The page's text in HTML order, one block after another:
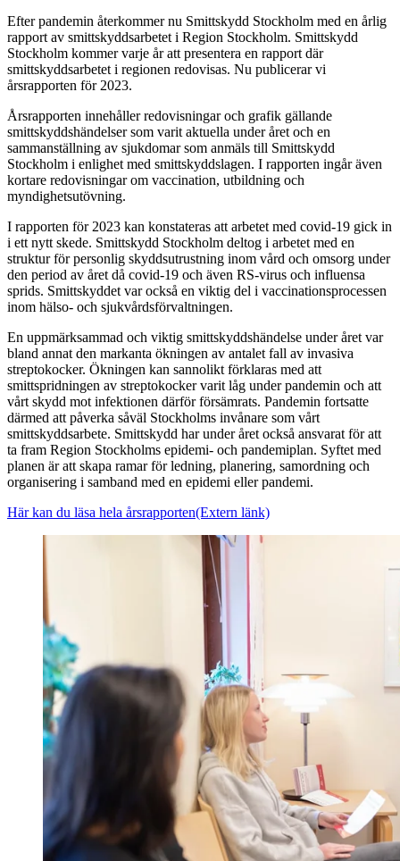
Efter pandemin återkommer nu Smittskydd Stockholm med en årlig
rapport av smittskyddsarbetet i Region Stockholm. Smittskydd
Stockholm kommer varje år att presentera en rapport där
smittskyddsarbetet i regionen redovisas. Nu publicerar vi
årsrapporten för 2023.
Årsrapporten innehåller redovisningar och grafik gällande
smittskyddshändelser som varit aktuella under året och en
sammanställning av sjukdomar som anmäls till Smittskydd
Stockholm i enlighet med smittskyddslagen. I rapporten ingår även
kortare redovisningar om vaccination, utbildning och
myndighetsutövning.
I rapporten för 2023 kan konstateras att arbetet med covid-19 gick in
i ett nytt skede. Smittskydd Stockholm deltog i arbetet med en
struktur för personlig skyddsutrustning inom vård och omsorg under
den period av året då covid-19 och även RS-virus och influensa
sprids. Smittskyddet var också en viktig del i vaccinationsprocessen
inom hälso- och sjukvårdsförvaltningen.
En uppmärksammad och viktig smittskyddshändelse under året var
bland annat den markanta ökningen av antalet fall av invasiva
streptokocker. Ökningen kan sannolikt förklaras med att
smittspridningen av streptokocker varit låg under pandemin och att
vårt skydd mot infektionen därför försämrats. Pandemin fortsatte
därmed att påverka såväl Stockholms invånare som vårt
smittskyddsarbete. Smittskydd har under året också ansvarat för att
ta fram Region Stockholms epidemi- och pandemiplan. Syftet med
planen är att skapa ramar för ledning, planering, samordning och
organisering i samband med en epidemi eller pandemi.
Här kan du läsa hela årsrapporten(Extern länk)